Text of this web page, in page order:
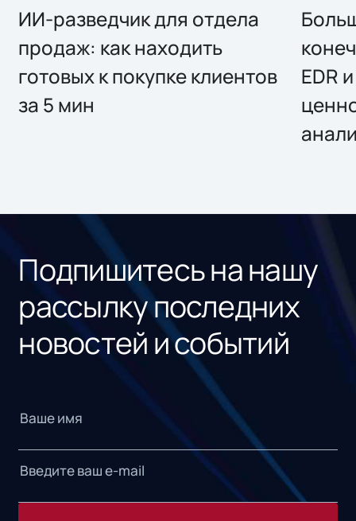
ИИ-разведчик для отдела
продаж: как находить
готовых к покупке клиентов
за 5 мин
EDR
Подпишитесь на нашу
рассылку последних
новостей и событий